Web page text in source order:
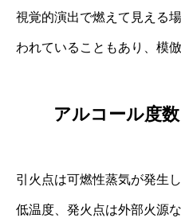
視覚的演出で燃えて見える
われていることもあり、模
アルコール度
引火点は可燃性蒸気が発生
低温度、発火点は外部火源